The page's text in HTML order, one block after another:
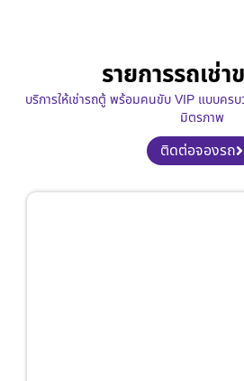
รายการรถเช่า
บริการให้เช่ารถตู้ พร้อมคนขับ VIP แบบคร
มิตรภาพ
ติดต่อจองรถ